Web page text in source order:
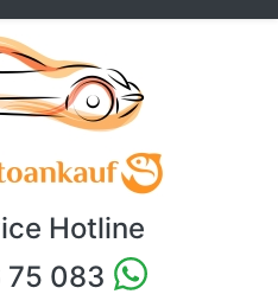
Hotline
75 083